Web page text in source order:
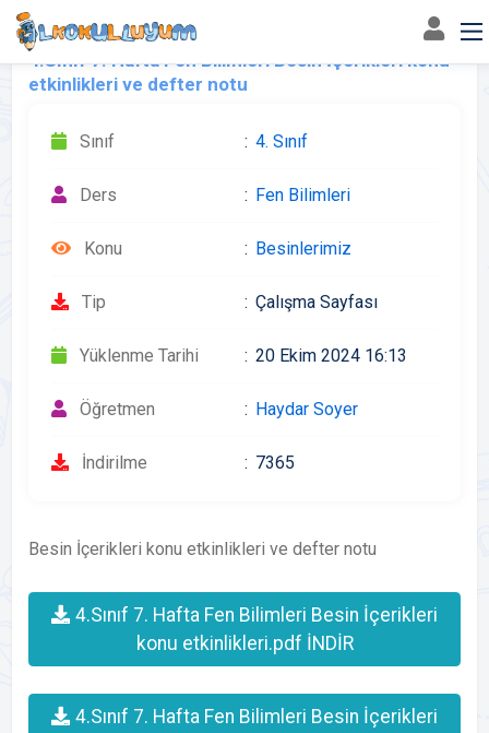
4.Sınıf 7. Hafta Fen Bilimleri Besin İçerikleri konu
etkinlikleri ve defter notu
Sınıf 4. Sınıf
Ders Fen Bilimleri
Konu Besinlerimiz
Tip Çalışma Sayfası
Yüklenme Tarihi 20 Ekim 2024 16:13
Öğretmen Haydar Soyer
İndirilme 7365
Besin İçerikleri konu etkinlikleri ve defter notu
4.Sınıf 7. Hafta Fen Bilimleri Besin İçerikleri
konu etkinlikleri.pdf İNDİR
4.Sınıf 7. Hafta Fen Bilimleri Besin İçerikleri